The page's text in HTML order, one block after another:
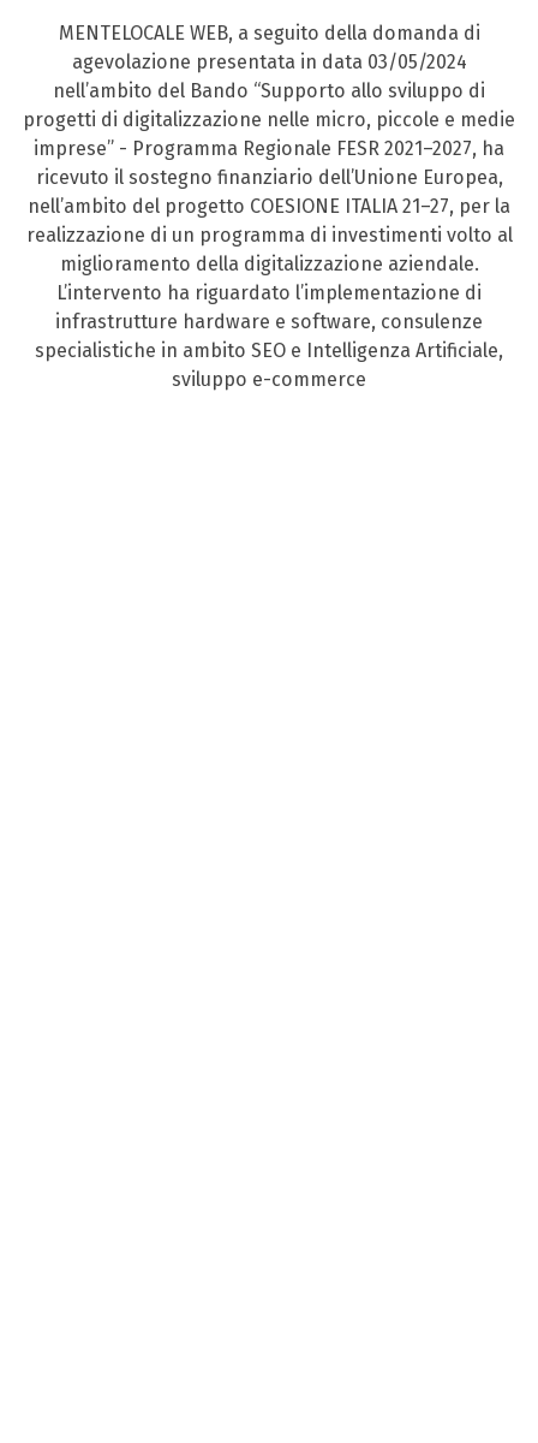
MENTELOCALE WEB, a seguito della domanda di
agevolazione presentata in data 03/05/2024
nell’ambito del Bando “Supporto allo sviluppo di
progetti di digitalizzazione nelle micro, piccole e medie
imprese” - Programma Regionale FESR 2021–2027, ha
ricevuto il sostegno finanziario dell’Unione Europea,
nell’ambito del progetto COESIONE ITALIA 21–27, per la
realizzazione di un programma di investimenti volto al
miglioramento della digitalizzazione aziendale.
L’intervento ha riguardato l’implementazione di
infrastrutture hardware e software, consulenze
specialistiche in ambito SEO e Intelligenza Artificiale,
sviluppo e-commerce